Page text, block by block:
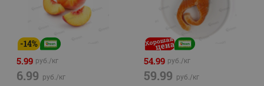
-14%
5.99 руб./кг
6.99 руб./кг
54.99 руб./кг
59.99 руб./кг